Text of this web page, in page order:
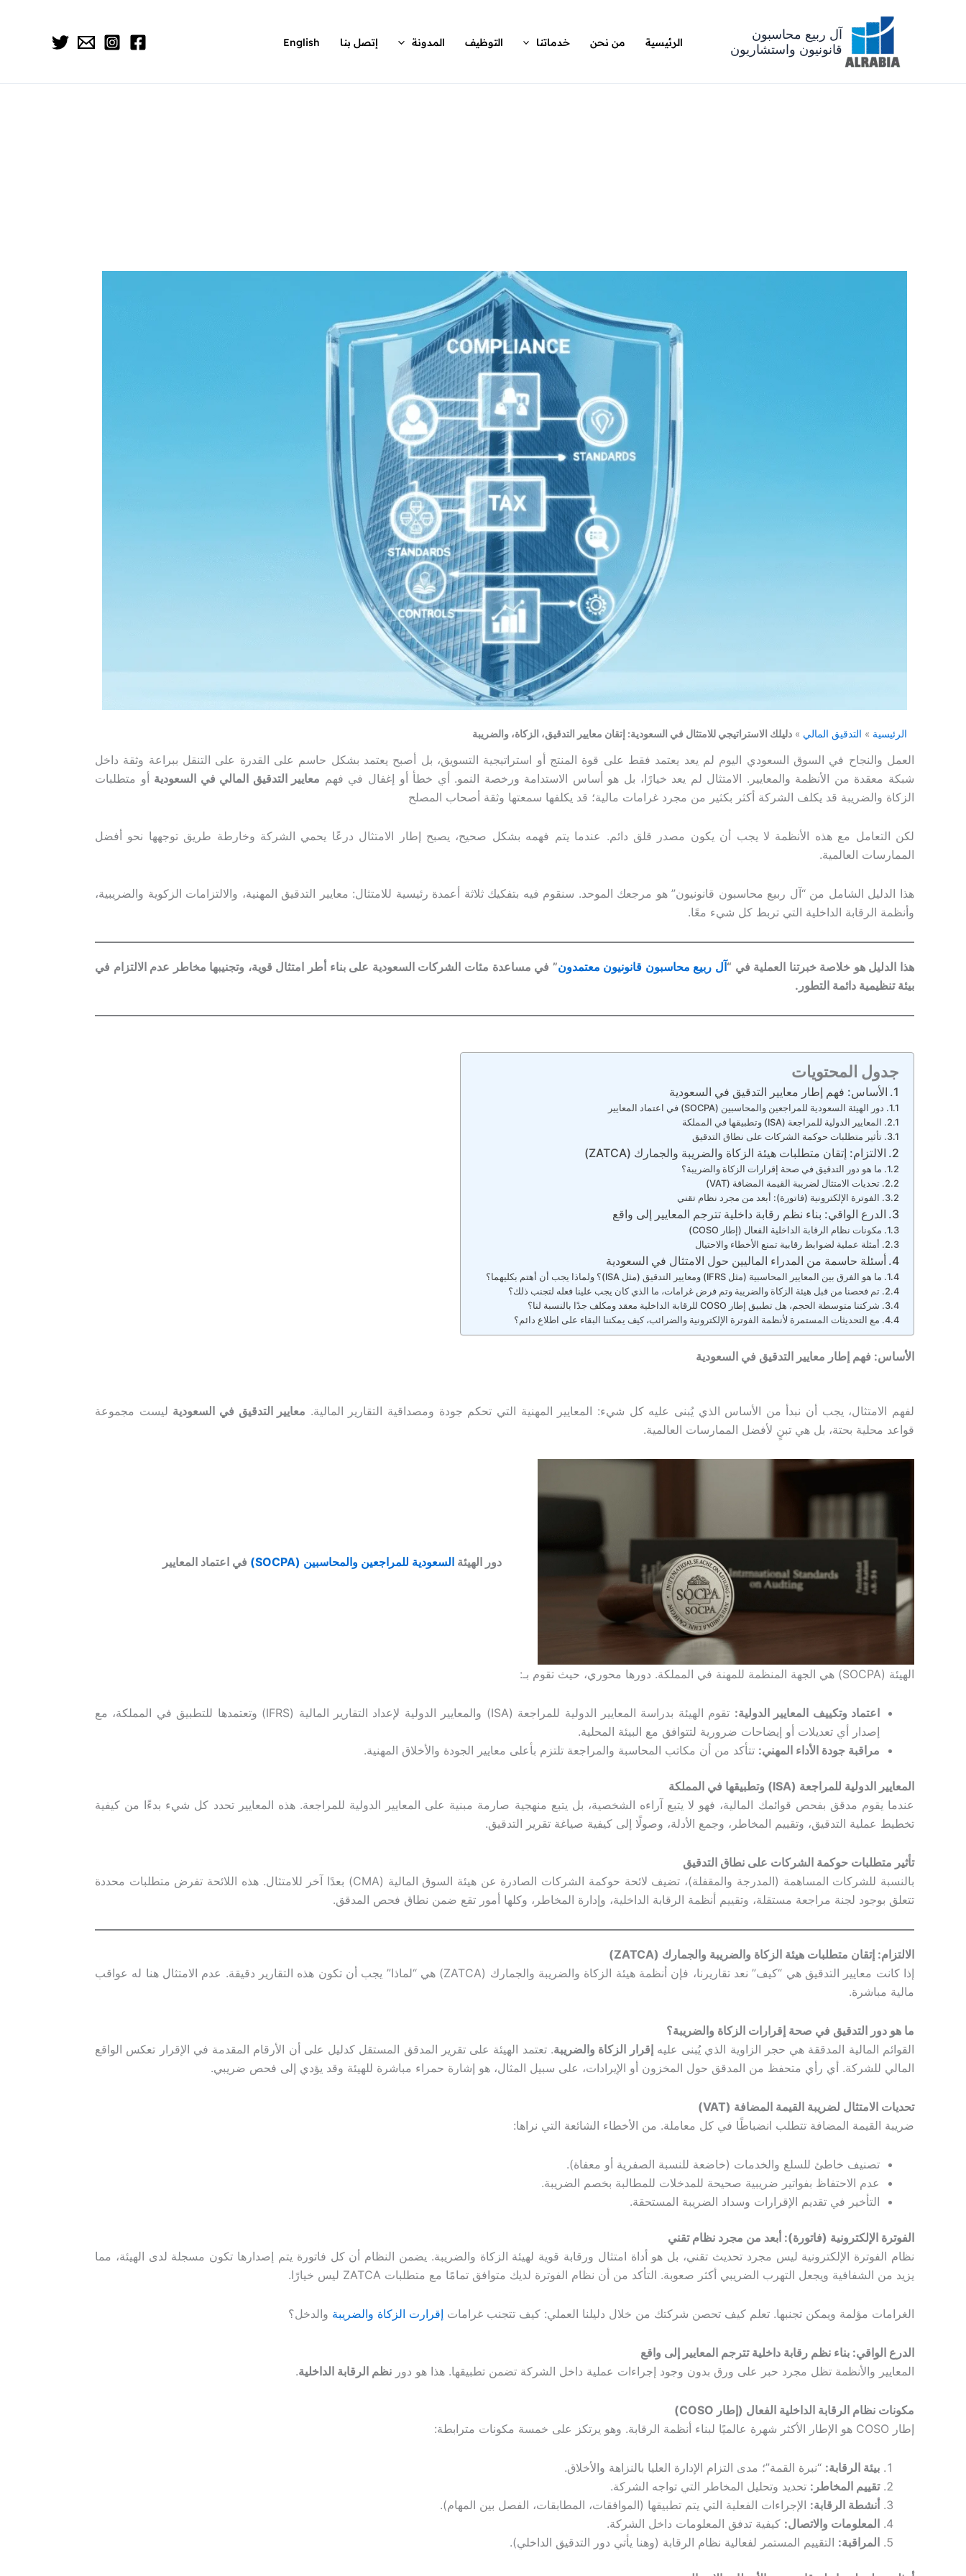
آل ربيع محاسبون
قانونيون واستشاريون
الرئيسية من نحن خدماتنا التوظيف المدونة إتصل بنا English
الرئيسية » التدقيق المالي » دليلك الاستراتيجي للامتثال في السعودية: إتقان معايير التدقيق، الزكاة، والضريبة
العمل والنجاح في السوق السعودي اليوم لم يعد يعتمد فقط على قوة المنتج أو استراتيجية التسويق، بل أصبح يعتمد بشكل حاسم على القدرة على التنقل ببراعة وثقة داخل
شبكة معقدة من الأنظمة والمعايير. الامتثال لم يعد خيارًا، بل هو أساس الاستدامة ورخصة النمو. أي خطأ أو إغفال في فهم معايير التدقيق المالي في السعودية أو متطلبات
الزكاة والضريبة قد يكلف الشركة أكثر بكثير من مجرد غرامات مالية؛ قد يكلفها سمعتها وثقة أصحاب المصلح
لكن التعامل مع هذه الأنظمة لا يجب أن يكون مصدر قلق دائم. عندما يتم فهمه بشكل صحيح، يصبح إطار الامتثال درعًا يحمي الشركة وخارطة طريق توجهها نحو أفضل
الممارسات العالمية.
هذا الدليل الشامل من “آل ربيع محاسبون قانونيون” هو مرجعك الموحد. سنقوم فيه بتفكيك ثلاثة أعمدة رئيسية للامتثال: معايير التدقيق المهنية، والالتزامات الزكوية والضريبية،
وأنظمة الرقابة الداخلية التي تربط كل شيء معًا.
هذا الدليل هو خلاصة خبرتنا العملية في “آل ربيع محاسبون قانونيون معتمدون” في مساعدة مئات الشركات السعودية على بناء أطر امتثال قوية، وتجنيبها مخاطر عدم الالتزام في
بيئة تنظيمية دائمة التطور.
جدول المحتويات
الأساس: فهم إطار معايير التدقيق في السعودية
دور الهيئة السعودية للمراجعين والمحاسبين (SOCPA) في اعتماد المعايير
المعايير الدولية للمراجعة (ISA) وتطبيقها في المملكة
تأثير متطلبات حوكمة الشركات على نطاق التدقيق
الالتزام: إتقان متطلبات هيئة الزكاة والضريبة والجمارك (ZATCA)
ما هو دور التدقيق في صحة إقرارات الزكاة والضريبة؟
تحديات الامتثال لضريبة القيمة المضافة (VAT)
الفوترة الإلكترونية (فاتورة): أبعد من مجرد نظام تقني
الدرع الواقي: بناء نظم رقابة داخلية تترجم المعايير إلى واقع
مكونات نظام الرقابة الداخلية الفعال (إطار COSO)
أمثلة عملية لضوابط رقابية تمنع الأخطاء والاحتيال
أسئلة حاسمة من المدراء الماليين حول الامتثال في السعودية
ما هو الفرق بين المعايير المحاسبية (مثل IFRS) ومعايير التدقيق (مثل ISA)؟ ولماذا يجب أن أهتم بكليهما؟
تم فحصنا من قبل هيئة الزكاة والضريبة وتم فرض غرامات، ما الذي كان يجب علينا فعله لتجنب ذلك؟
شركتنا متوسطة الحجم، هل تطبيق إطار COSO للرقابة الداخلية معقد ومكلف جدًا بالنسبة لنا؟
مع التحديثات المستمرة لأنظمة الفوترة الإلكترونية والضرائب، كيف يمكننا البقاء على اطلاع دائم؟
الأساس: فهم إطار معايير التدقيق في السعودية
لفهم الامتثال، يجب أن نبدأ من الأساس الذي يُبنى عليه كل شيء: المعايير المهنية التي تحكم جودة ومصداقية التقارير المالية. معايير التدقيق في السعودية ليست مجموعة
قواعد محلية بحتة، بل هي تبنٍ لأفضل الممارسات العالمية.
دور الهيئة السعودية للمراجعين والمحاسبين (SOCPA) في اعتماد المعايير
الهيئة (SOCPA) هي الجهة المنظمة للمهنة في المملكة. دورها محوري، حيث تقوم بـ:
اعتماد وتكييف المعايير الدولية:
تقوم الهيئة بدراسة المعايير الدولية للمراجعة (ISA) والمعايير الدولية لإعداد التقارير المالية (IFRS) وتعتمدها للتطبيق في المملكة، مع
إصدار أي تعديلات أو إيضاحات ضرورية لتتوافق مع البيئة المحلية.
مراقبة جودة الأداء المهني: تتأكد من أن مكاتب المحاسبة والمراجعة تلتزم بأعلى معايير الجودة والأخلاق المهنية.
المعايير الدولية للمراجعة (ISA) وتطبيقها في المملكة
عندما يقوم مدقق بفحص قوائمك المالية، فهو لا يتبع آراءه الشخصية، بل يتبع منهجية صارمة مبنية على المعايير الدولية للمراجعة. هذه المعايير تحدد كل شيء بدءًا من كيفية
تخطيط عملية التدقيق، وتقييم المخاطر، وجمع الأدلة، وصولًا إلى كيفية صياغة تقرير التدقيق.
تأثير متطلبات حوكمة الشركات على نطاق التدقيق
بالنسبة للشركات المساهمة (المدرجة والمقفلة)، تضيف لائحة حوكمة الشركات الصادرة عن هيئة السوق المالية (CMA) بعدًا آخر للامتثال. هذه اللائحة تفرض متطلبات محددة
تتعلق بوجود لجنة مراجعة مستقلة، وتقييم أنظمة الرقابة الداخلية، وإدارة المخاطر، وكلها أمور تقع ضمن نطاق فحص المدقق.
الالتزام: إتقان متطلبات هيئة الزكاة والضريبة والجمارك (ZATCA)
إذا كانت معايير التدقيق هي “كيف” نعد تقاريرنا، فإن أنظمة هيئة الزكاة والضريبة والجمارك (ZATCA) هي “لماذا” يجب أن تكون هذه التقارير دقيقة. عدم الامتثال هنا له عواقب
مالية مباشرة.
ما هو دور التدقيق في صحة إقرارات الزكاة والضريبة؟
القوائم المالية المدققة هي حجر الزاوية الذي يُبنى عليهإقرار الزكاة والضريبة. تعتمد الهيئة على تقرير المدقق المستقل كدليل على أن الأرقام المقدمة في الإقرار تعكس الواقع
المالي للشركة. أي رأي متحفظ من المدقق حول المخزون أو الإيرادات، على سبيل المثال، هو إشارة حمراء مباشرة للهيئة وقد يؤدي إلى فحص ضريبي.
تحديات الامتثال لضريبة القيمة المضافة (VAT)
ضريبة القيمة المضافة تتطلب انضباطًا في كل معاملة. من الأخطاء الشائعة التي نراها:
تصنيف خاطئ للسلع والخدمات (خاضعة للنسبة الصفرية أو معفاة).
عدم الاحتفاظ بفواتير ضريبية صحيحة للمدخلات للمطالبة بخصم الضريبة.
التأخير في تقديم الإقرارات وسداد الضريبة المستحقة.
الفوترة الإلكترونية (فاتورة): أبعد من مجرد نظام تقني
نظام الفوترة الإلكترونية ليس مجرد تحديث تقني، بل هو أداة امتثال ورقابة قوية لهيئة الزكاة والضريبة. يضمن النظام أن كل فاتورة يتم إصدارها تكون مسجلة لدى الهيئة، مما
يزيد من الشفافية ويجعل التهرب الضريبي أكثر صعوبة. التأكد من أن نظام الفوترة لديك متوافق تمامًا مع متطلبات ZATCA ليس خيارًا.
الغرامات مؤلمة ويمكن تجنبها. تعلم كيف تحصن شركتك من خلال دليلنا العملي: كيف تتجنب غرامات إقرارت الزكاة والضريبة والدخل؟
الدرع الواقي: بناء نظم رقابة داخلية تترجم المعايير إلى واقع
المعايير والأنظمة تظل مجرد حبر على ورق بدون وجود إجراءات عملية داخل الشركة تضمن تطبيقها. هذا هو دور نظم الرقابة الداخلية.
مكونات نظام الرقابة الداخلية الفعال (إطار COSO)
إطار COSO هو الإطار الأكثر شهرة عالميًا لبناء أنظمة الرقابة. وهو يرتكز على خمسة مكونات مترابطة:
بيئة الرقابة: “نبرة القمة”؛ مدى التزام الإدارة العليا بالنزاهة والأخلاق.
تقييم المخاطر : تحديد وتحليل المخاطر التي تواجه الشركة.
أنشطة الرقابة: الإجراءات الفعلية التي يتم تطبيقها (الموافقات، المطابقات، الفصل بين المهام).
المعلومات والاتصال: كيفية تدفق المعلومات داخل الشركة.
المراقبة: التقييم المستمر لفعالية نظام الرقابة (وهنا يأتي دور التدقيق الداخلي).